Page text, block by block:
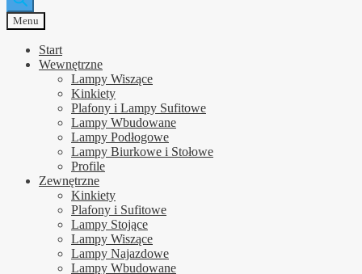
Menu
Start
Wewnętrzne
Lampy Wiszące
Kinkiety
Plafony i Lampy Sufitowe
Lampy Wbudowane
Lampy Podłogowe
Lampy Biurkowe i Stołowe
Profile
Zewnętrzne
Kinkiety
Plafony i Sufitowe
Lampy Stojące
Lampy Wiszące
Lampy Najazdowe
Lampy Wbudowane